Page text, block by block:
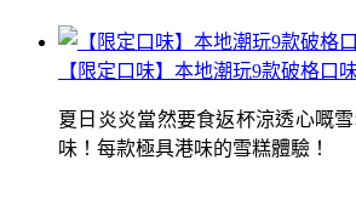
【限定口味】本地潮玩9款破格口
夏日炎炎當然要食返杯涼透心嘅
味！每款極具港味的雪糕體驗！